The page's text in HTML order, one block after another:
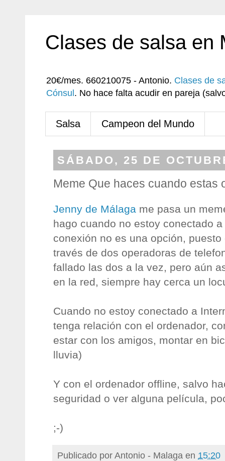
Clases de salsa en
20€/mes. 660210075 - Antonio. Clases de
Cónsul . No hace falta acudir en pareja
Salsa Campeon del Mundo
SÁBADO, 25 DE
Meme Que haces cuando estas
Jenny de Málaga me pasa un
hago cuando no estoy conectado
conexión no es una opción,
través de dos operadoras de
fallado las dos a la vez, pero aún
en la red, siempre hay cerca un
Cuando no estoy conectado a
tenga relación con el ordenador,
estar con los amigos, montar en
lluvia)
Y con el ordenador offline, salvo
seguridad o ver alguna película,
;-)
Publicado porAntonio - Malaga en 15:20